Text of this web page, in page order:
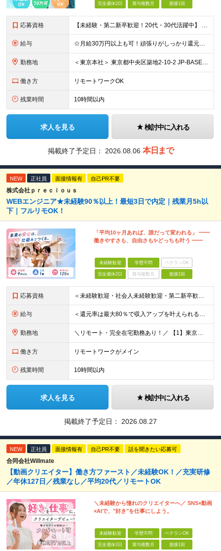
完全週休2日 賞与複数月 面接1回
応募資格 【未経験・第二新卒歓迎！20代・30代活躍中】 ★意欲・人柄重視の採用を実施！ ★学歴不問 「営業の仕事にチャレンジしたい」 「IT業界で働いてみたい」 「専門知識やスキルを身につけたい」 そんな思
給与 ☆月給30万円以上も可！頑張りがしっかり還元される環境です♪ 月給25万～40万円＋インセンティブ ※ご経験などを考慮して決定します。 ※月給には固定残業代（20時間分／3万2,375円～）を含みま
勤務地 ＜東京本社＞ 東京都中央区築地2-10-2 JP-BASE築地駅前 4F (変更の範囲)上記を除く当社関連勤務地
働き方 リモートワークOK
残業時間 10時間以内
求人を見る 検討中に入れる
掲載終了予定日： 2026.08.06 本日まで
NEW 正社員 面接情報有 自己PR不要
株式会社ｐｒｅｃｉｏｕｓ
WEBエンジニア★未経験90％以上！最短3日で内定｜残業月5h以
下｜フルリモOK！
「平均10ヶ月あれば、誰だって変われる」 ━━
働きやすさも、自由さも✨どっちも叶う ━━
未経験歓迎 学歴不問 ベテランOK
完全週休2日 賞与複数月 面接1回
応募資格 ＜未経験歓迎・社会人未経験歓迎・第二新卒歓迎・ブランクOK・学歴不問＞ ★これまでの経験は一切不問！ ★人柄重視の採用を行っています！ ★95％が未経験スタート！ 知識や経験がなくても、入社後に学べる
給与 ＜還元率は最大80％で収入アップを叶えられる！＞ 【月給26.5万円～50万円＋各種インセンティブ】 ★プロジェクトデビュー後は月給UP！ ＊＊＊ ■月給26.5万円～50万円＋賞与＋インセンティ
勤務地 ＼リモート・完全在宅勤務あり！／ 【1】東京本社もしくは東京23区を中心とした神奈川・埼玉・千葉エリアの各プロジェクト先 【2】大阪を中心とした京都・兵庫・滋賀・奈良・和歌山エリアの各プロジェクト先
働き方 リモートワークがメイン
残業時間 10時間以内
求人を見る 検討中に入れる
掲載終了予定日： 2026.08.27
NEW 正社員 面接情報有 自己PR不要 話を聞きたい応募可
合同会社Willmate
【動画クリエイター】働き方ファースト／未経験OK！／充実研修
／年休127日／残業なし／平均20代／リモートOK
＼未経験から憧れのクリエイターへ／ SNS×動画
×AIで、"好き"を仕事にしよう。
未経験歓迎 学歴不問 ベテランOK
完全週休2日 賞与複数月 面接1回